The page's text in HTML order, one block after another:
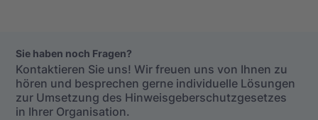
Sie haben noch Fragen?
Kontaktieren Sie uns! Wir freuen uns von Ihnen zu
hören und besprechen gerne individuelle Lösungen
zur Umsetzung des Hinweisgeberschutzgesetzes
in Ihrer Organisation.